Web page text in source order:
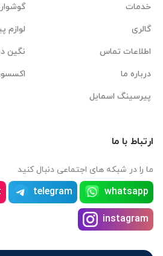
خدمات
گالری
اطلاعات تماس
درباره ما
پیرسینگ اسمایل
لوازم
نگین
ارتباط با ما
ما را در شبکه های اجتماعی دنبال کنید
whatsapp
telegram
instagram